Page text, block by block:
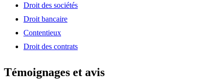
Droit des sociétés
Droit bancaire
Contentieux
Droit des contrats
Témoignages et avis